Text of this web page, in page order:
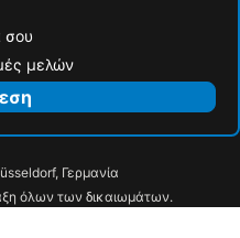
σου
μελών
Γερμανία
όλων των δικαιωμάτων.